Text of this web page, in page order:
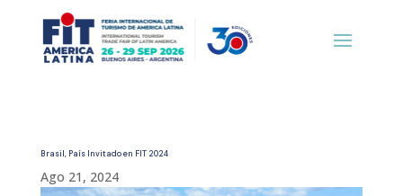
Brasil, País Invitado en FIT 2024
Ago 21, 2024